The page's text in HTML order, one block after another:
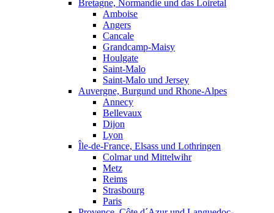
Bretagne, Normandie und das Loiretal
Amboise
Angers
Cancale
Grandcamp-Maisy
Houlgate
Saint-Malo
Saint-Malo und Jersey
Auvergne, Burgund und Rhone-Alpes
Annecy
Bellevaux
Dijon
Lyon
Île-de-France, Elsass und Lothringen
Colmar und Mittelwihr
Metz
Reims
Strasbourg
Paris